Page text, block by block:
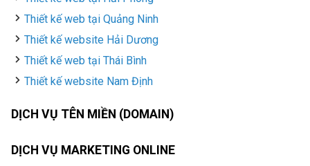
Thiết kế web tại Quảng Ninh
Thiết kế website Hải Dương
Thiết kế web tại Thái Bình
Thiết kế website Nam Định
DỊCH VỤ TÊN MIỀN (DOMAIN)
DỊCH VỤ MARKETING ONLINE